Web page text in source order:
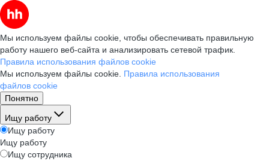
Мы используем файлы cookie, чтобы обеспечивать правильную
работу нашего веб-сайта и анализировать сетевой трафик.
Правила использования файлов cookie
Мы используем файлы cookie. Правила использования
файлов cookie
Понятно
Ищу работу
Ищу работу
Ищу работу
Ищу сотрудника